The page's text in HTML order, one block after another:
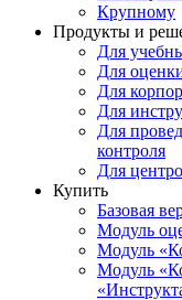
Крупному
Продукты и
Для
Для
Для
Для
Для
контроля
Для
Купить
Базовая
Модуль
Модуль
Модуль